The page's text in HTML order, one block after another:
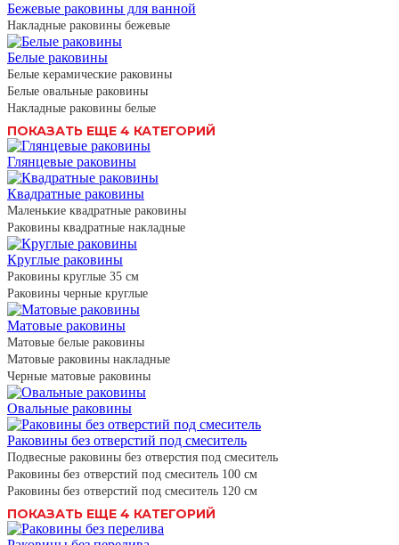
Бежевые раковины для ванной
Накладные раковины бежевые
Белые раковины
Белые керамические раковины
Белые овальные раковины
Накладные раковины белые
ПОКАЗАТЬ ЕЩЕ 4 КАТЕГОРИЙ
Глянцевые раковины
Квадратные раковины
Маленькие квадратные раковины
Раковины квадратные накладные
Круглые раковины
Раковины круглые 35 см
Раковины черные круглые
Матовые раковины
Матовые белые раковины
Матовые раковины накладные
Черные матовые раковины
Овальные раковины
Раковины без отверстий под смеситель
Подвесные раковины без отверстия под смеситель
Раковины без отверстий под смеситель 100 см
Раковины без отверстий под смеситель 120 см
ПОКАЗАТЬ ЕЩЕ 4 КАТЕГОРИЙ